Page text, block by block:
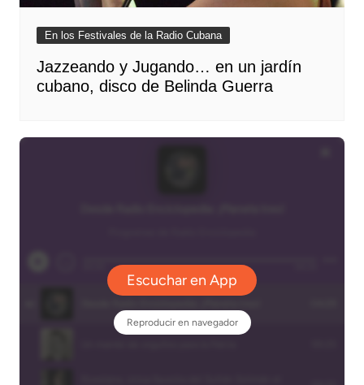
En los Festivales de la Radio Cubana
Jazzeando y Jugando… en un jardín
cubano, disco de Belinda Guerra